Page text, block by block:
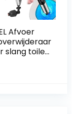
Afvoer
slang toilet